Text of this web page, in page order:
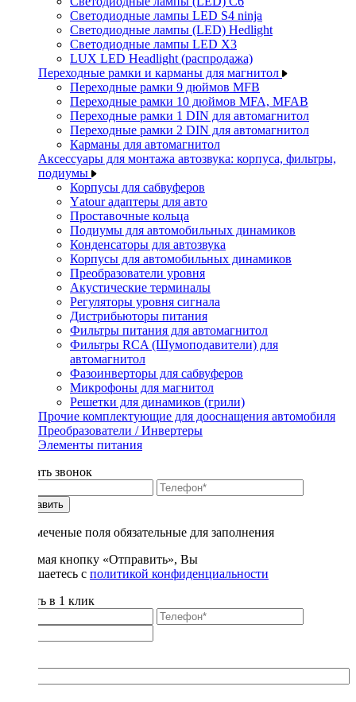
Светодиодные лампы LED S4 ninja
Светодиодные лампы (LED) Hedlight
Светодиодные лампы LED X3
LUX LED Headlight (распродажа)
Переходные рамки и карманы для магнитол
Переходные рамки 9 дюймов MFB
Переходные рамки 10 дюймов MFA, MFAB
Переходные рамки 1 DIN для автомагнитол
Переходные рамки 2 DIN для автомагнитол
Карманы для автомагнитол
Аксессуары для монтажа автозвука: корпуса, фильтры,
подиумы
Корпусы для сабвуферов
Yаtour адаптеры для авто
Проставочные кольца
Подиумы для автомобильных динамиков
Конденсаторы для автозвука
Корпусы для автомобильных динамиков
Преобразователи уровня
Акустические терминалы
Регуляторы уровня сигнала
Дистрибьюторы питания
Фильтры питания для автомагнитол
Фильтры RCA (Шумоподавители) для
автомагнитол
Фазоинверторы для сабвуферов
Микрофоны для магнитол
Решетки для динамиков (грили)
Прочие комплектующие для дооснащения автомобиля
Преобразователи / Инвертеры
Элементы питания
Заказать звонок
Отправить
* - отмеченые поля обязательные для заполнения
Нажимая кнопку «Отправить», Вы
соглашаетесь с политикой конфиденциальности
Купить в 1 клик